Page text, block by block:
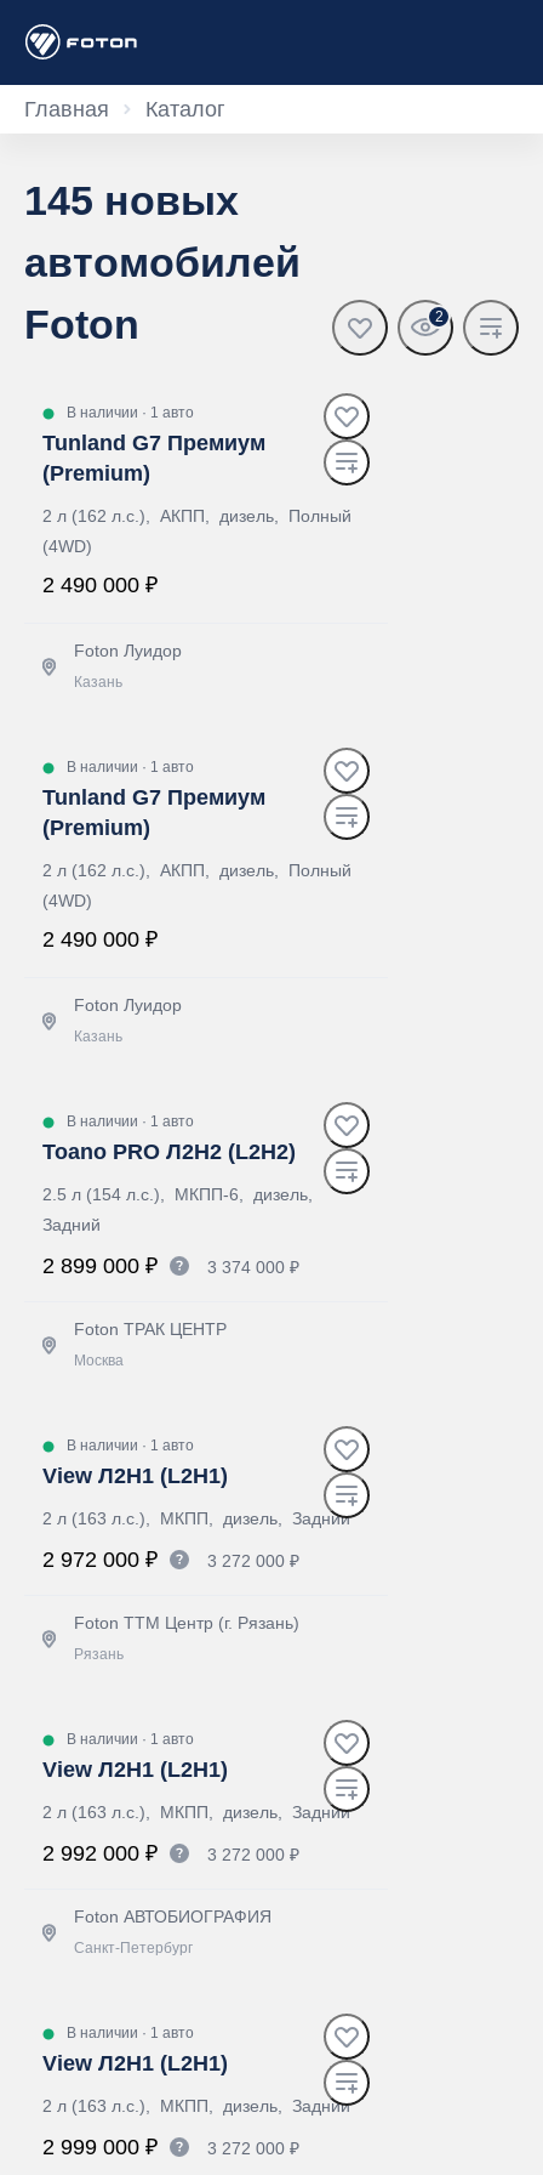
Главная Каталог
145 новых
автомобилей
Foton
2
В наличии · 1 авто
Tunland G7 Премиум
(Premium)
2 л (162 л.с.), АКПП, дизель, Полный
(4WD)
2 490 000 ₽
Foton Луидор
Казань
В наличии · 1 авто
Tunland G7 Премиум
(Premium)
2 л (162 л.с.), АКПП, дизель, Полный
(4WD)
2 490 000 ₽
Foton Луидор
Казань
В наличии · 1 авто
Toano PRO Л2Н2 (L2H2)
2.5 л (154 л.с.), МКПП-6, дизель,
Задний
2 899 000 ₽ 3 374 000 ₽
Foton ТРАК ЦЕНТР
Москва
В наличии · 1 авто
View Л2Н1 (L2H1)
2 л (163 л.с.), МКПП, дизель, Задний
2 972 000 ₽ 3 272 000 ₽
Foton ТТМ Центр (г. Рязань)
Рязань
В наличии · 1 авто
View Л2Н1 (L2H1)
2 л (163 л.с.), МКПП, дизель, Задний
2 992 000 ₽ 3 272 000 ₽
Foton АВТОБИОГРАФИЯ
Санкт-Петербург
В наличии · 1 авто
View Л2Н1 (L2H1)
2 л (163 л.с.), МКПП, дизель, Задний
2 999 000 ₽ 3 272 000 ₽